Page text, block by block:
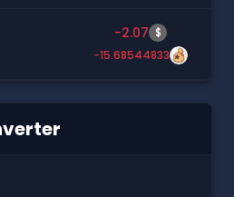
-2.07 $
-15.68544833